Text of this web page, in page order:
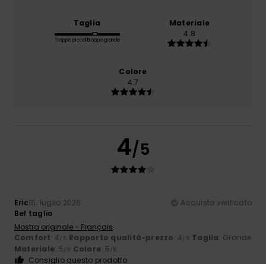
Taglia
Troppo piccoloTroppo grande
Materiale
4.8
Colore
4.7
4/5
Eric15. luglio 2026
Acquisto verificato
Bel taglio
Mostra originale - Français
Comfort: 4/5 Rapporto qualità-prezzo: 4/5 Taglia: Grande
Materiale: 5/5 Colore: 5/5
Consiglio questo prodotto